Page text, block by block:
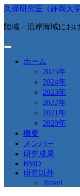
久保研究室（静岡大
陸域－沿岸海域にお
ホーム
2025年
2024年
2023年
2022年
2021年
2020年
概要
メンバー
研究成果
BMD
研究以外
Travel